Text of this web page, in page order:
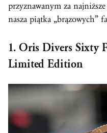
przyznawanym za
nasza piątka „brązowych”
1. Oris Divers Sixty
Limited Edition